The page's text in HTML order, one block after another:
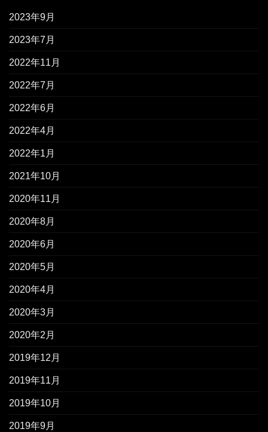
2023年9月
2023年7月
2022年11月
2022年7月
2022年6月
2022年4月
2022年1月
2021年10月
2020年11月
2020年8月
2020年6月
2020年5月
2020年4月
2020年3月
2020年2月
2019年12月
2019年11月
2019年10月
2019年9月